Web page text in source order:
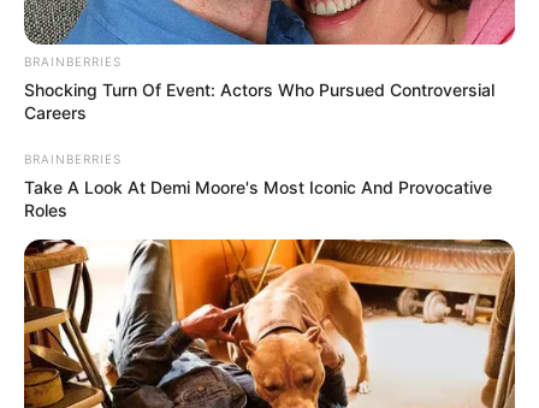
Kejamnya dunia, dua kata itu mungkin terdengar
sederhana, tapi di baliknya tersimpan lautan derita
tak terhitung. Kita hidup dalam masyarakat majemuk,
sebuah mozaik yang dihiasi oleh warna-warni budaya
dan latar belakang, namun di bawah permukaan
keindahan itu, mengalir sungai nestapa yang dalam.
Banyak sekali kisah nyata yang tak sempat terekam
kamera atau menjadi tajuk berita